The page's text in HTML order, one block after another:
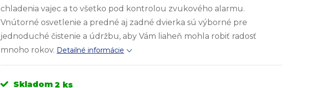
chladenia vajec a to všetko pod kontrolou zvukového alarmu.
Vnútorné osvetlenie a predné aj zadné dvierka sú výborné pre
jednoduché čistenie a údržbu, aby Vám liaheň mohla robiť radosť
mnoho rokov. Detailné informácie
Skladom 2 ks